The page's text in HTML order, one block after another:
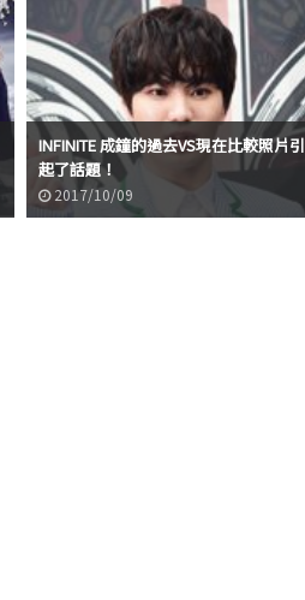
INFINITE 成鐘的過去VS現在比較照片引
起了話題！
2017/10/09